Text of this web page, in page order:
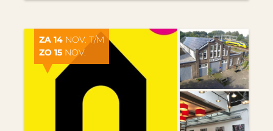
ZA 14 NOV. T/M
ZO 15 NOV.